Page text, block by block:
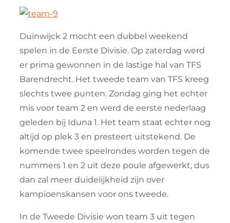
Duinwijck 2 mocht een dubbel weekend
spelen in de Eerste Divisie. Op zaterdag werd
er prima gewonnen in de lastige hal van TFS
Barendrecht. Het tweede team van TFS kreeg
slechts twee punten. Zondag ging het echter
mis voor team 2 en werd de eerste nederlaag
geleden bij Iduna 1. Het team staat echter nog
altijd op plek 3 en presteert uitstekend. De
komende twee speelrondes worden tegen de
nummers 1 en 2 uit deze poule afgewerkt, dus
dan zal meer duidelijkheid zijn over
kampioenskansen voor ons tweede.
In de Tweede Divisie won team 3 uit tegen